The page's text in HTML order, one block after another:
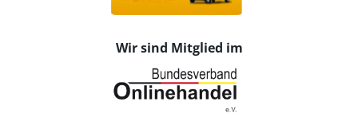
Wir sind Mitglied im